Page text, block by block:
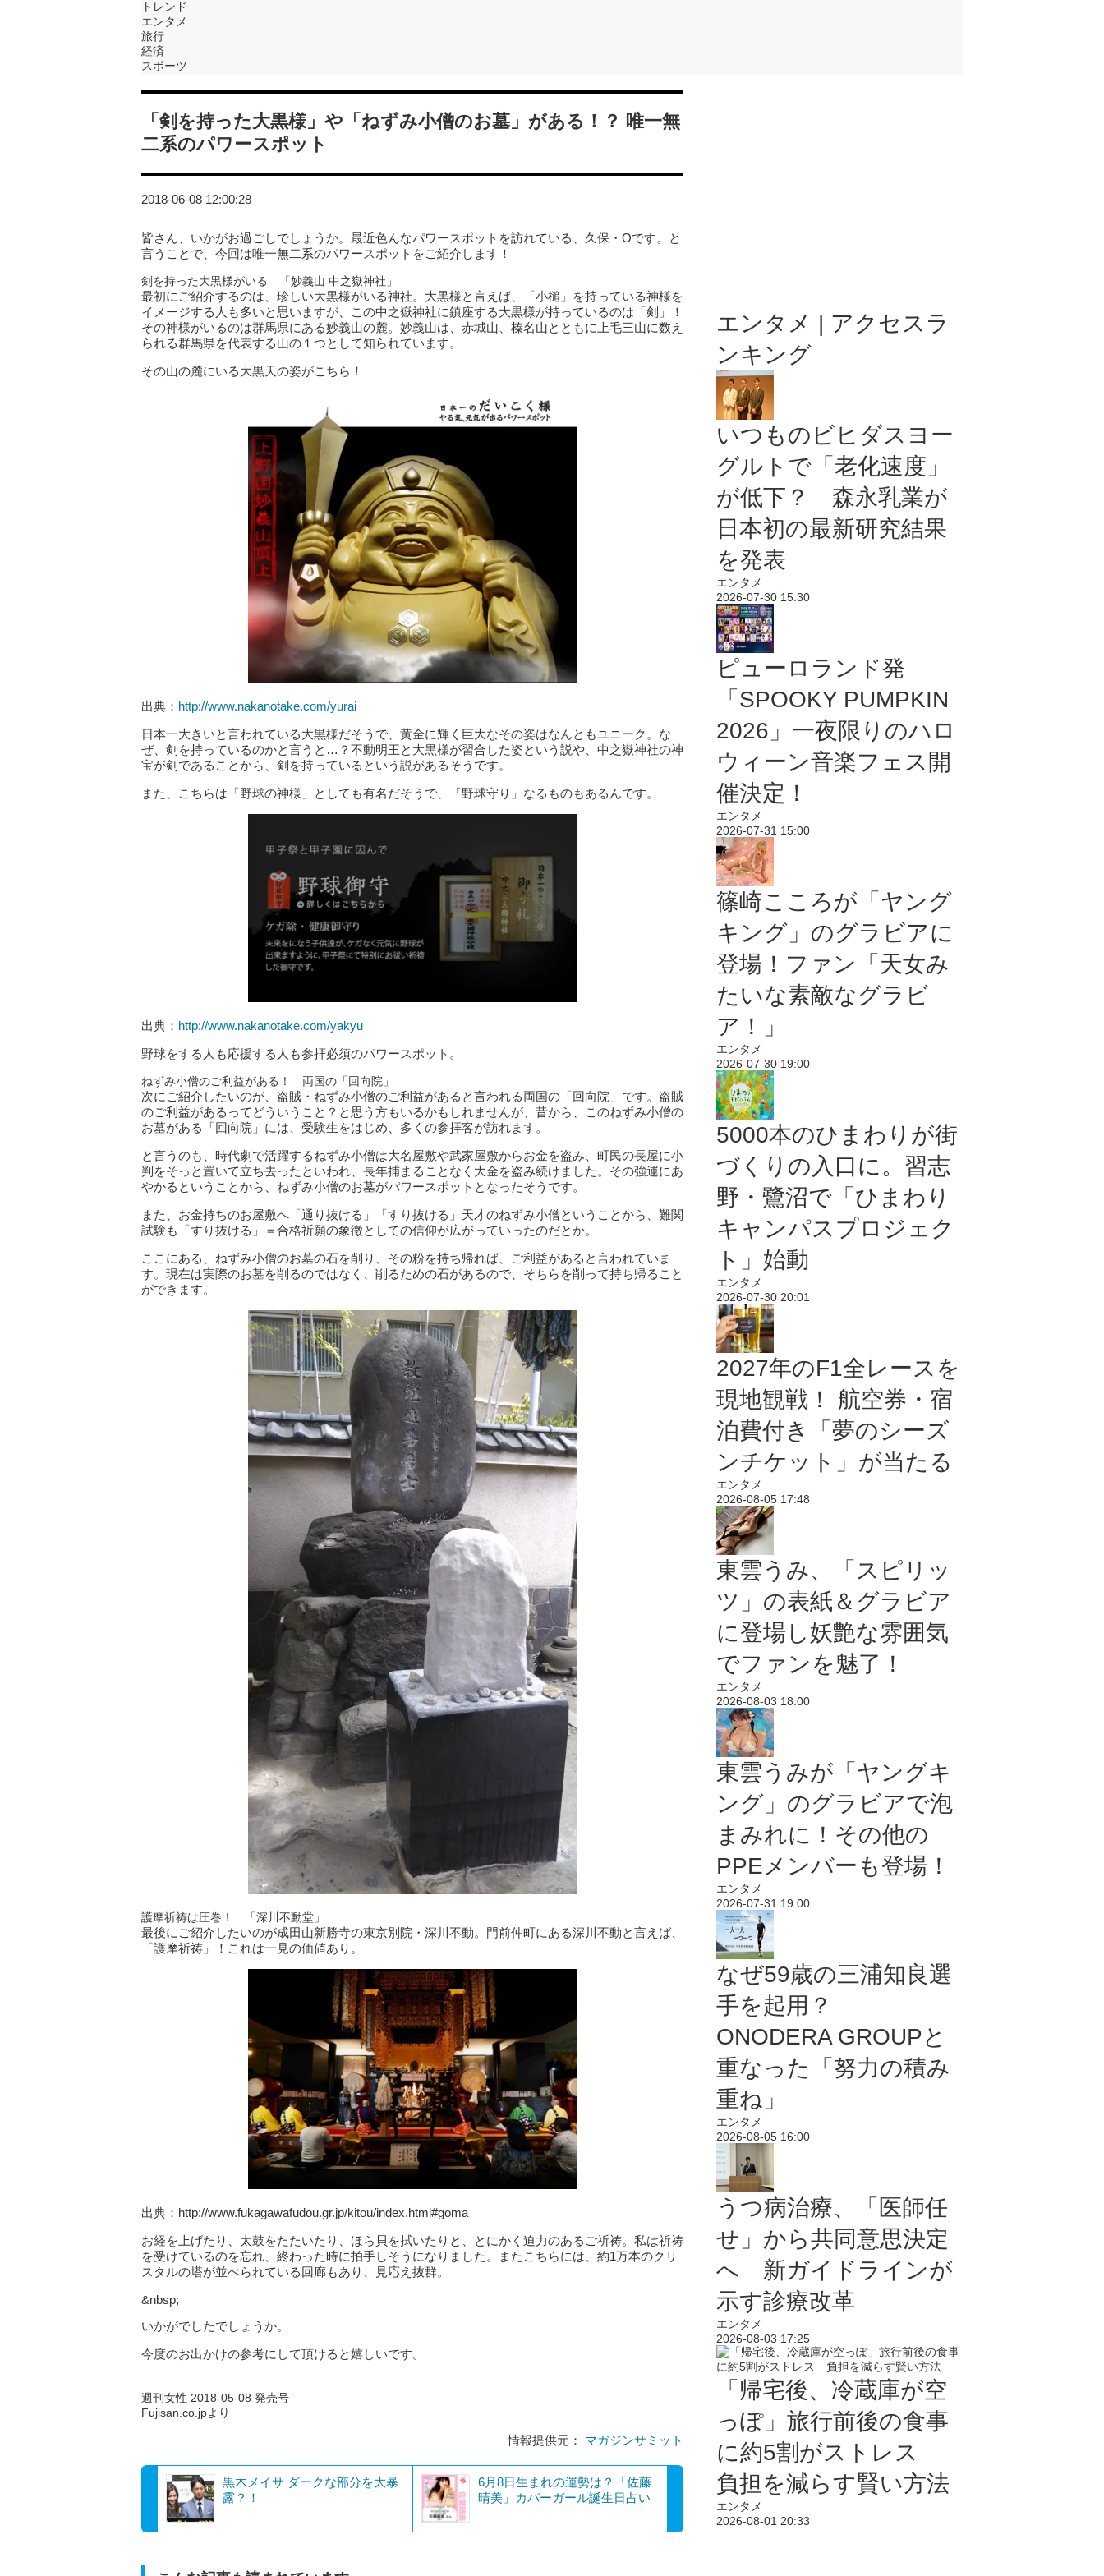
トレンド
エンタメ
旅行
経済
スポーツ
「剣を持った大黒様」や「ねずみ小僧のお墓」がある！？ 唯一無
二系のパワースポット
2018-06-08 12:00:28
皆さん、いかがお過ごしでしょうか。最近色んなパワースポットを訪れている、久保・Oです。と
言うことで、今回は唯一無二系のパワースポットをご紹介します！
剣を持った大黒様がいる 「妙義山 中之嶽神社」
最初にご紹介するのは、珍しい大黒様がいる神社。大黒様と言えば、「小槌」を持っている神様を
イメージする人も多いと思いますが、この中之嶽神社に鎮座する大黒様が持っているのは「剣」！
その神様がいるのは群馬県にある妙義山の麓。妙義山は、赤城山、榛名山とともに上毛三山に数え
られる群馬県を代表する山の１つとして知られています。
その山の麓にいる大黒天の姿がこちら！
出典： http://www.nakanotake.com/yurai
日本一大きいと言われている大黒様だそうで、黄金に輝く巨大なその姿はなんともユニーク。な
ぜ、剣を持っているのかと言うと…？不動明王と大黒様が習合した姿という説や、中之嶽神社の神
宝が剣であることから、剣を持っているという説があるそうです。
また、こちらは「野球の神様」としても有名だそうで、「野球守り」なるものもあるんです。
出典： http://www.nakanotake.com/yakyu
野球をする人も応援する人も参拝必須のパワースポット。
ねずみ小僧のご利益がある！ 両国の「回向院」
次にご紹介したいのが、盗賊・ねずみ小僧のご利益があると言われる両国の「回向院」です。盗賊
のご利益があるってどういうこと？と思う方もいるかもしれませんが、昔から、このねずみ小僧の
お墓がある「回向院」には、受験生をはじめ、多くの参拝客が訪れます。
と言うのも、時代劇で活躍するねずみ小僧は大名屋敷や武家屋敷からお金を盗み、町民の長屋に小
判をそっと置いて立ち去ったといわれ、長年捕まることなく大金を盗み続けました。その強運にあ
やかるということから、ねずみ小僧のお墓がパワースポットとなったそうです。
また、お金持ちのお屋敷へ「通り抜ける」「すり抜ける」天才のねずみ小僧ということから、難関
試験も「すり抜ける」＝合格祈願の象徴としての信仰が広がっていったのだとか。
ここにある、ねずみ小僧のお墓の石を削り、その粉を持ち帰れば、ご利益があると言われていま
す。現在は実際のお墓を削るのではなく、削るための石があるので、そちらを削って持ち帰ること
ができます。
護摩祈祷は圧巻！ 「深川不動堂」
最後にご紹介したいのが成田山新勝寺の東京別院・深川不動。門前仲町にある深川不動と言えば、
「護摩祈祷」！これは一見の価値あり。
出典：http://www.fukagawafudou.gr.jp/kitou/index.html#goma
お経を上げたり、太鼓をたたいたり、ほら貝を拭いたりと、とにかく迫力のあるご祈祷。私は祈祷
を受けているのを忘れ、終わった時に拍手しそうになりました。またこちらには、約1万本のクリ
スタルの塔が並べられている回廊もあり、見応え抜群。
&nbsp;
いかがでしたでしょうか。
今度のお出かけの参考にして頂けると嬉しいです。
週刊女性 2018-05-08 発売号
Fujisan.co.jpより
情報提供元： マガジンサミット
黒木メイサ ダークな部分を大暴
露？！
6月8日生まれの運勢は？「佐藤
晴美」カバーガール誕生日占い
エンタメ | アクセスラ
ンキング
いつものビヒダスヨー
グルトで「老化速度」
が低下？ 森永乳業が
日本初の最新研究結果
を発表
エンタメ
2026-07-30 15:30
ピューロランド発
「SPOOKY PUMPKIN
2026」一夜限りのハロ
ウィーン音楽フェス開
催決定！
エンタメ
2026-07-31 15:00
篠崎こころが「ヤング
キング」のグラビアに
登場！ファン「天女み
たいな素敵なグラビ
ア！」
エンタメ
2026-07-30 19:00
5000本のひまわりが街
づくりの入口に。習志
野・鷺沼で「ひまわり
キャンパスプロジェク
ト」始動
エンタメ
2026-07-30 20:01
2027年のF1全レースを
現地観戦！ 航空券・宿
泊費付き「夢のシーズ
ンチケット」が当たる
エンタメ
2026-08-05 17:48
東雲うみ、「スピリッ
ツ」の表紙＆グラビア
に登場し妖艶な雰囲気
でファンを魅了！
エンタメ
2026-08-03 18:00
東雲うみが「ヤングキ
ング」のグラビアで泡
まみれに！その他の
PPEメンバーも登場！
エンタメ
2026-07-31 19:00
なぜ59歳の三浦知良選
手を起用？
ONODERA GROUPと
重なった「努力の積み
重ね」
エンタメ
2026-08-05 16:00
うつ病治療、「医師任
せ」から共同意思決定
へ 新ガイドラインが
示す診療改革
エンタメ
2026-08-03 17:25
「帰宅後、冷蔵庫が空
っぽ」旅行前後の食事
に約5割がストレス
負担を減らす賢い方法
エンタメ
2026-08-01 20:33